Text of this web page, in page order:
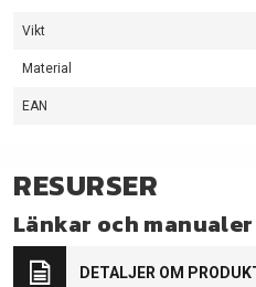
Vikt
Material
EAN
RESURSER
Länkar och manualer
DETALJER OM